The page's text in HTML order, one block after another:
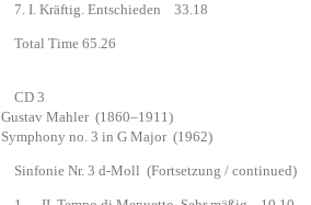
7. I. Kräftig. Entschieden 33.18
Total Time 65.26
CD 3
Gustav Mahler (1860–1911)
Symphony no. 3 in G Major (1962)
Sinfonie Nr. 3 d-Moll (Fortsetzung / continued)